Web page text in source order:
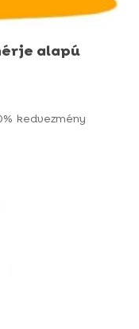
alapú
kedvezmény